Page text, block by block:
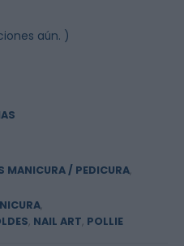
aún. )
MANICURA / PEDICURA,
,
, NAIL ART, POLLIE